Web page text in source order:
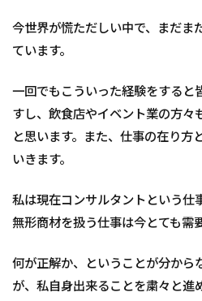
今世界が慌ただしい中で、まだま
ています。
一回でもこういった経験をすると
すし、飲食店やイベント業の方々
と思います。また、仕事の在り方
いきます。
私は現在コンサルタントという仕
無形商材を扱う仕事は今とても需
何が正解か、ということが分から
が、私自身出来ることを粛々と進